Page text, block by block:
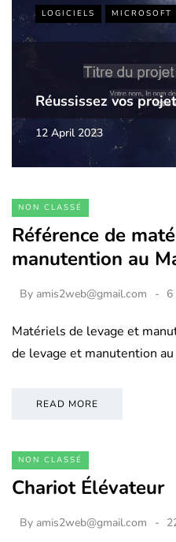
LOGICIELS MICROSOFT
Réussissez vos
12 April 2023
NON CLASSÉ
Référence de
manutention au
By amis2web@gmail.com
Matériels de levage et
de levage et manutention
READ MORE
NON CLASSÉ
Chariot Élévateur
By amis2web@gmail.com